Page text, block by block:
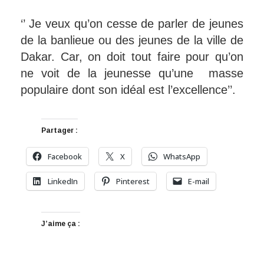
‘’ Je veux qu’on cesse de parler de jeunes
de la banlieue ou des jeunes de la ville de
Dakar. Car, on doit tout faire pour qu’on
ne voit de la jeunesse qu’une masse
populaire dont son idéal est l’excellence’’.
Partager :
Facebook X WhatsApp
LinkedIn Pinterest E-mail
J’aime ça :